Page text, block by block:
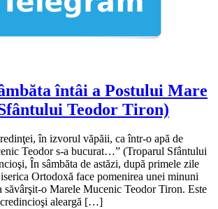
întâi a Postului Mare
Teodor Tiron)
în izvorul văpăii, ca într-o apă de
Teodor s-a bucurat…” (Troparul Sfântului
În sâmbăta de astăzi, după primele zile
Ortodoxă face pomenirea unei minuni
săvârşit-o Marele Mucenic Teodor Tiron. Este
aleargă […]